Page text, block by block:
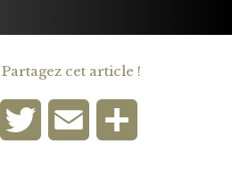
Partagez cet article !
FacebookTwitter Email